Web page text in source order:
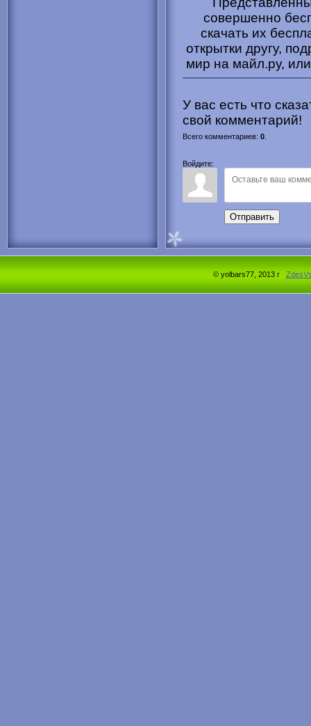
совершенно
скачать их
открытки другу,
мир на майл.ру,
У вас есть что
свой комментарий!
Всего комментариев: 0
Войдите:
Отправить
© yolbars77, 2013 г